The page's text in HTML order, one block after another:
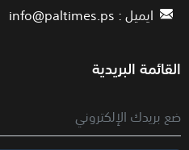
ايميل :info@paltimes.ps
القائمة البريدية